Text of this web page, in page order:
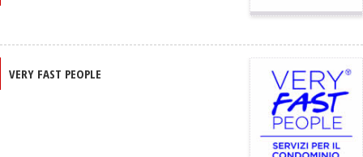
VERY FAST PEOPLE